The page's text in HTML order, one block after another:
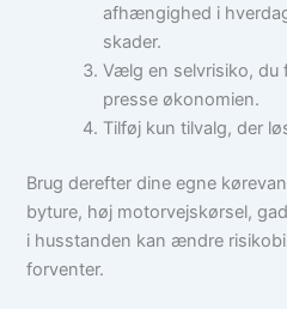
afhængighed i
skader.
Vælg en selvrisiko, du
presse økonomien.
Tilføj kun tilvalg, der
Brug derefter dine egne
byture, høj motorvejskørsel,
i husstanden kan ændre
forventer.